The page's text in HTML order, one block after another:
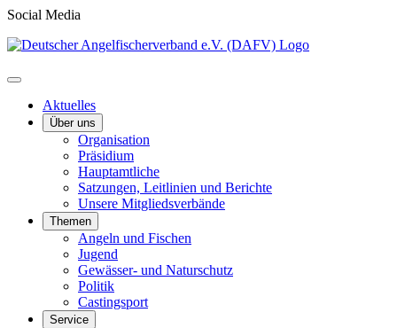
Social Media
Aktuelles
Über uns
Organisation
Präsidium
Hauptamtliche
Satzungen, Leitlinien und Berichte
Unsere Mitgliedsverbände
Themen
Angeln und Fischen
Jugend
Gewässer- und Naturschutz
Politik
Castingsport
Service